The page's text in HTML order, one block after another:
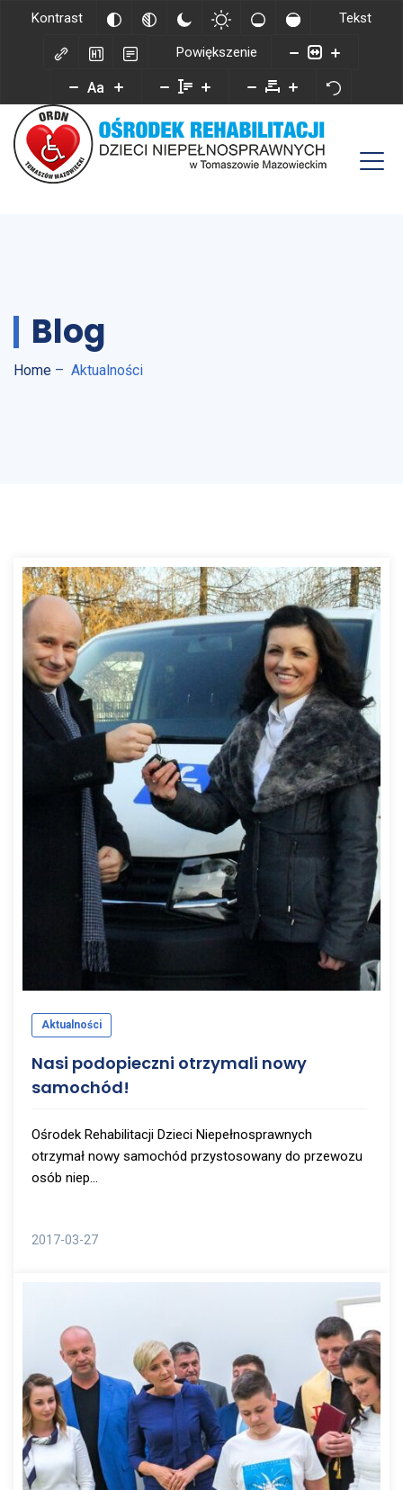
Kontrast Tekst
Powiększenie
Aa
Blog
Home – Aktualności
Aktualności
Nasi podopieczni otrzymali nowy
samochód!
Ośrodek Rehabilitacji Dzieci Niepełnosprawnych
otrzymał nowy samochód przystosowany do przewozu
osób niep...
2017-03-27